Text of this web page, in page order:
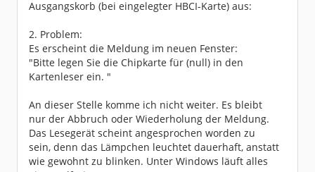
Ausgangskorb (bei eingelegter HBCI-Karte) aus:
2. Problem:
Es erscheint die Meldung im neuen Fenster:
"Bitte legen Sie die Chipkarte für (null) in den
Kartenleser ein. "
An dieser Stelle komme ich nicht weiter. Es bleibt
nur der Abbruch oder Wiederholung der Meldung.
Das Lesegerät scheint angesprochen worden zu
sein, denn das Lämpchen leuchtet dauerhaft, anstatt
wie gewohnt zu blinken. Unter Windows läuft alles